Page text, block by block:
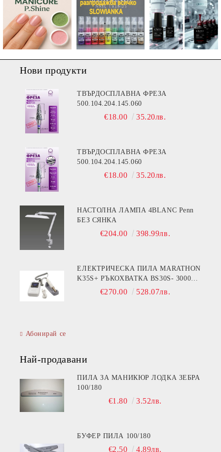
Нови продукти
ТВЪРДОСПЛАВНА ФРЕЗА
500.104.204.145.060
€18.00 35.20лв.
ТВЪРДОСПЛАВНА ФРЕЗА
500.104.204.145.060
€18.00 35.20лв.
НАСТОЛНА ЛАМПА 4BLANC Penn
БЕЗ СЯНКА
€204.00 398.99лв.
ЕЛЕКТРИЧЕСКА ПИЛА MARATHON
K35S+ РЪКОХВАТКА BS30S- 30000
ОБОРОТА€270.00 528.07лв.
Абонирай се
Най-продавани
ПИЛА ЗА МАНИКЮР ЛОДКА ЗЕБРА
100/180
€1.80 3.52лв.
БУФЕР ПИЛА 100/180
€2.50 4.89лв.